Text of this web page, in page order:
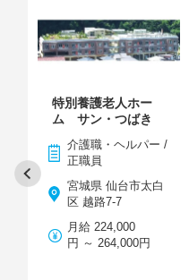
特別養護老人ホー
ム サン・つばき
介護職・ヘルパー /
正職員
宮城県 仙台市太白
区 越路7-7
月給 224,000
円 ～ 264,000円